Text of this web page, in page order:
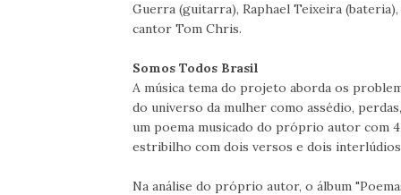
Guerra (guitarra), Raphael Teixeira
cantor Tom Chris.
Somos Todos Brasil
A música tema do projeto aborda os
do universo da mulher como assédio,
um poema musicado do próprio autor com
estribilho com dois versos e dois interlúdios
Na análise do próprio autor, o álbum